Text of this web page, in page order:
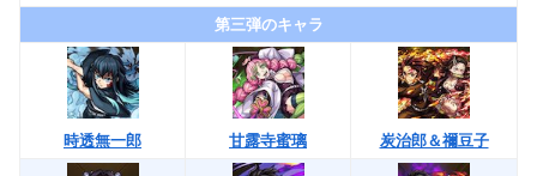
第三弾のキャラ
時透無一郎 甘露寺蜜璃 炭治郎＆禰豆子